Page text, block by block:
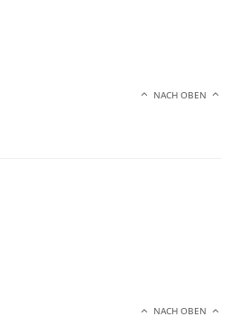
NACH OBEN
NACH OBEN